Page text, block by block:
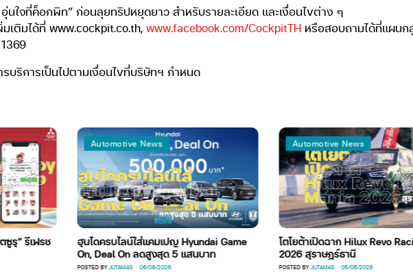
นใจที่ค็อกพิท” ก่อนลุยทริปหยุดยาว สำหรับรายละเอียด และเงื่อนไขต่าง ๆ
เติมได้ที่ www.cockpit.co.th, www.facebook.com/CockpitTHหรือสอบถามได้ที่แผนก
บริการเป็นไปตามเงื่อนไขที่บริษัทฯ กำหนด
รีเฟรช
Automotive News
ฮุนไดครบไลน์ใส่แคมเปญ Hyundai Game
On, Deal On ลดสูงสุด 5 แสนบาท
POSTED BYJUTAMAS 06/08/2026
Automotive News
โตโยต้าเปิดฉาก Hilux Revo
2026 สุราษฎร์ธานี
POSTED BYJUTAMAS 05/08/2026